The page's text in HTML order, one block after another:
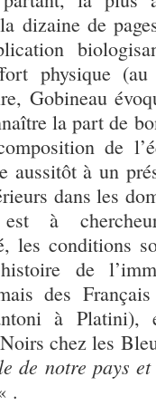
dizaine de
physique
Gobineau
la part de
de
aussitôt à un
dans les
est à
les conditions
de
des
à Platini),
chez les
de notre pays
.